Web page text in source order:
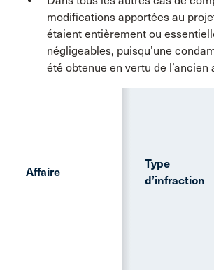
modifications apportées au
étaient entièrement ou
négligeables, puisqu’une
été obtenue en vertu de l’ancien
Affaire
Type
d’infraction